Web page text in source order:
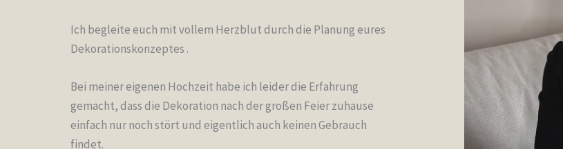
Ich begleite euch mit vollem Herzblut durch die Planung eures
Dekorationskonzeptes .
Bei meiner eigenen Hochzeit habe ich leider die Erfahrung
gemacht, dass die Dekoration nach der großen Feier zuhause
einfach nur noch stört und eigentlich auch keinen Gebrauch
findet.